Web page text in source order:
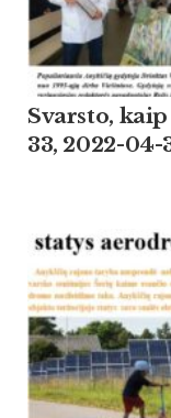
Svarsto,
33, 2022-04-